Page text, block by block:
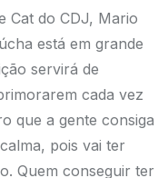
Cat do CDJ, Mario
está em grande
servirá de
cada vez
que a gente consiga
pois vai ter
Quem conseguir ter